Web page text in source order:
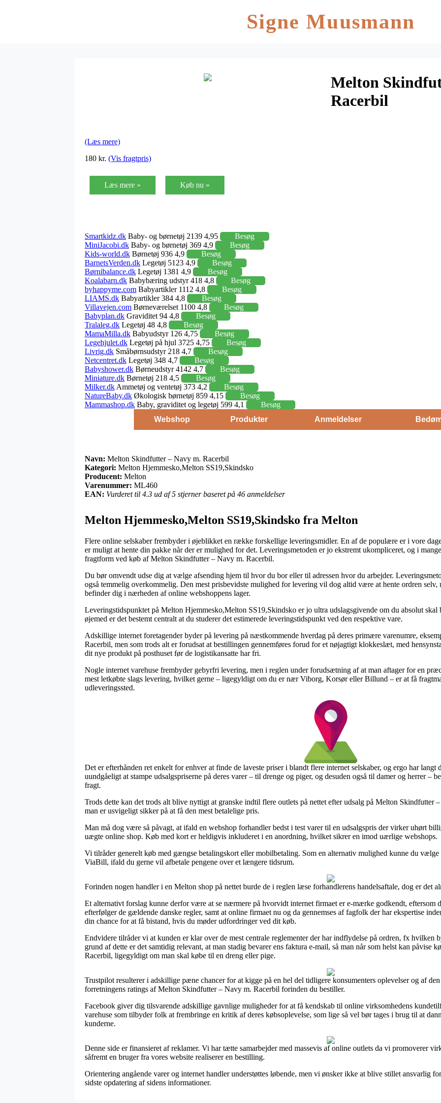
Signe Muusmann
Melton
Racerbil
(Læs mere)
180 kr. (Vis fragtpris)
Læs mere » Køb nu »
Smartkidz.dk Baby- og børnetøj 2139 4,95
Besøg
MiniJacobi.dk Baby- og børnetøj 369 4,9
Besøg
Kids-world.dk Børnetøj 936 4,9
Besøg
BarnetsVerden.dk Legetøj 5123 4,9
Besøg
Børnibalance.dk Legetøj 1381 4,9
Besøg
Koalabarn.dk Babybæring udstyr 418 4,8
Besøg
byhappyme.com Babyartikler 1112 4,8
Besøg
LIAMS.dk Babyartikler 384 4,8
Besøg
Villavejen.com Børneværelset 1100 4,8
Besøg
Babyplan.dk Graviditet 94 4,8
Besøg
Tralaleg.dk Legetøj 48 4,8
Besøg
MamaMilla.dk Babyudstyr 126 4,75
Besøg
Legehjulet.dk Legetøj på hjul 3725 4,75
Besøg
Livrig.dk Småbørnsudstyr 218 4,7
Besøg
Netcentret.dk Legetøj 348 4,7
Besøg
Babyshower.dk Børneudstyr 4142 4,7
Besøg
Miniature.dk Børnetøj 218 4,5
Besøg
Milker.dk Ammetøj og ventetøj 373 4,2
Besøg
NatureBaby.dk Økologisk børnetøj 859 4,15
Besøg
Mammashop.dk Baby, graviditet og legetøj 599 4,1
Besøg
Webshop
Produkter Anmeldelser
Navn: Melton Skindfutter – Navy m. Racerbil
Kategori: Melton Hjemmesko,Melton SS19,Skindsko
Producent: Melton
Varenummer: ML460
EAN: Vurderet til 4.3 ud af 5 stjerner baseret på 46 anmeldelser
Melton Hjemmesko,Melton SS19,Skindsko fra Melton
Flere online selskaber frembyder i øjeblikket en række forskellige leveringsmidler. En af de populære er i vore
er muligt at hente din pakke når der er mulighed for det. Leveringsmetoden er jo ekstremt ukompliceret, og i
fragtform ved køb af Melton Skindfutter – Navy m. Racerbil.
Du bør omvendt udse dig at vælge afsending hjem til hvor du bor eller til adressen hvor du arbejder.
også temmelig overkommelig. Den mest prisbevidste mulighed for levering vil dog altid være at hente ordren
befinder dig i nærheden af online webshoppens lager.
Leveringstidspunktet på Melton Hjemmesko,Melton SS19,Skindsko er jo ultra udslagsgivende om du absolut
øjemed er det bestemt centralt at du studerer det estimerede leveringstidspunkt ved den respektive vare.
Adskillige internet foretagender byder på levering på næstkommende hverdag på deres primære varenumre,
Racerbil, men som trods alt er forudsat at bestillingen gennemføres forud for et nøjagtigt klokkeslæt, med
dit nye produkt på posthuset før de logistikansatte har fri.
Nogle internet varehuse frembyder gebyrfri levering, men i reglen under forudsætning af at man aftager for en
mest letkøbte slags levering, hvilket gerne – ligegyldigt om du er nær Viborg, Korsør eller Billund – er at få
udleveringssted.
Det er efterhånden ret enkelt for enhver at finde de laveste priser i blandt flere internet selskaber, og ergo har
uundgåeligt at stampe udsalgspriserne på deres varer – til drenge og piger, og desuden også til damer og herrer –
fragt.
Trods dette kan det trods alt blive nyttigt at granske indtil flere outlets på nettet efter udsalg på Melton Skindfutter
man er usvigeligt sikker på at få den mest betalelige pris.
Man må dog være så påvagt, at ifald en webshop forhandler bedst i test varer til en udsalgspris der virker uhørt
uægte online shop. Køb med kort er heldigvis inkluderet i en anordning, hvilket sikrer en imod uærlige webshops.
Vi tilråder generelt køb med gængse betalingskort eller mobilbetaling. Som en alternativ mulighed kunne du
ViaBill, ifald du gerne vil afbetale pengene over et længere tidsrum.
Forinden nogen handler i en Melton shop på nettet burde de i reglen læse forhandlerens handelsaftale, dog er det
Et alternativt forslag kunne derfor være at se nærmere på hvorvidt internet firmaet er e-mærke godkendt, eftersom
efterfølger de gældende danske regler, samt at online firmaet nu og da gennemses af fagfolk der har ekspertise
din chance for at få bistand, hvis du møder udfordringer ved dit køb.
Endvidere tilråder vi at kunden er klar over de mest centrale reglementer der har indflydelse på ordren, fx hvilken
grund af dette er det samtidig relevant, at man stadig bevarer ens faktura e-mail, så man når som helst kan påvise
Racerbil, ligegyldigt om man skal købe til en dreng eller pige.
Trustpilot resulterer i adskillige pæne chancer for at kigge på en hel del tidligere konsumenters oplevelser og af
forretningens ratings af Melton Skindfutter – Navy m. Racerbil forinden du bestiller.
Facebook giver dig tilsvarende adskillige gavnlige muligheder for at få kendskab til online virksomhedens
varehuse som tilbyder folk at frembringe en kritik af deres købsoplevelse, som lige så vel bør tages i brug til at
kunderne.
Denne side er finansieret af reklamer. Vi har tætte samarbejder med massevis af online outlets da vi promoverer
såfremt en bruger fra vores website realiserer en bestilling.
Orientering angående varer og internet handler understøttes løbende, men vi ønsker ikke at blive stillet ansvarlig
sidste opdatering af sidens informationer.